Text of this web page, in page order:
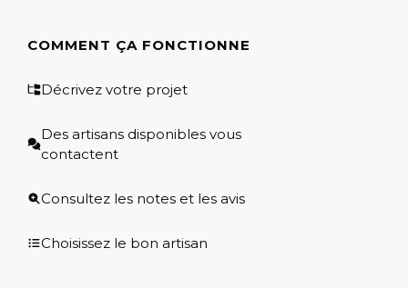
COMMENT ÇA FONCTIONNE
Décrivez votre projet
Des artisans disponibles vous
contactent
Consultez les notes et les avis
Choisissez le bon artisan